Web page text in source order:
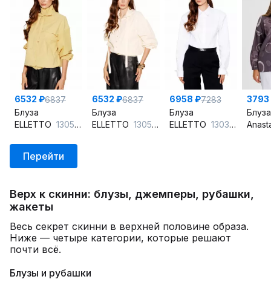
6532 ₽6837
Блуза
ELLETTO 13059 горчица
6532 ₽6837
Блуза
ELLETTO 13059 масло
6958 ₽7283
Блуза
ELLETTO 13032 молочный
3793
Блуза
Перейти
Верх к скинни: блузы, джемперы, рубашки,
жакеты
Весь секрет скинни в верхней половине образа.
Ниже — четыре категории, которые решают
почти всё.
Блузы и рубашки